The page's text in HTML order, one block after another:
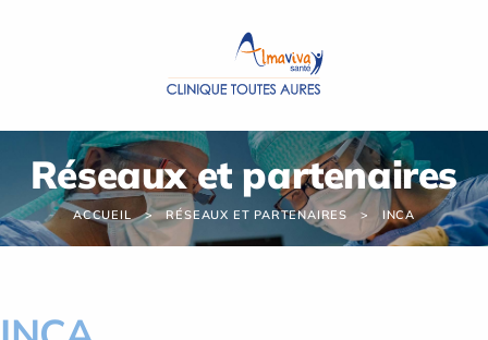
Réseaux et partenaires
ACCUEIL RÉSEAUX ET PARTENAIRES INCA